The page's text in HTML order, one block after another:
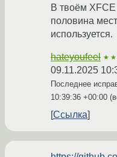
В твоём XFCE
половина
используется.
hateyoufeel
09.11.2025
Последнее
10:39:36 +00:00
Ссылка